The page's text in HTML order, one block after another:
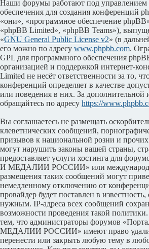
Наши форумы работают под управлением
обеспечения для создания конференций
«они», «программное обеспечение
«phpBB Limited», «phpBB Teams»),
«GNU General Public License v2» (в
его можно по адресу www.phpbb.com.
GPL для программного обеспечения
организацией и поддержкой интернет-
Limited не несёт ответственности за то,
конференций определяет в качестве
или поведения в них. За
обращайтесь по адресу https://
Вы соглашаетесь не размещать
клеветнических сообщений,
призывов к национальной розни и
могут нарушить законы вашей страны,
предоставляет услуги хостинга для
И МЕДАЛИИ РОССИИ» или
размещения таких сообщений могут
немедленному отключению от
провайдер будет поставлен в
нужным. IP-адреса всех сообщений
возможности проведения такой
тем, что администраторы форумов
МЕДАЛИИ РОССИИ» имеют право
перенести или закрыть любую тему в